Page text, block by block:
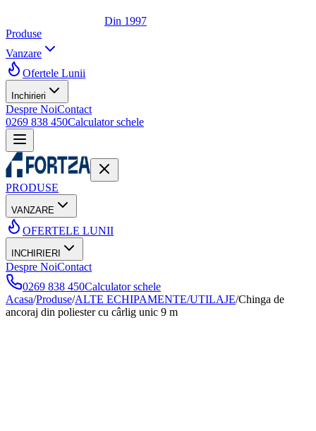
Din 1997
Produse
Vanzare
Ofertele Lunii
Inchirieri
Despre NoiContact
0269 838 450Calculator schele
PRODUSE
VANZARE
OFERTELE LUNII
INCHIRIERI
Despre NoiContact
0269 838 450Calculator schele
Acasa/Produse/ALTE ECHIPAMENTE/UTILAJE/Chinga de
ancoraj din poliester cu cârlig unic 9 m